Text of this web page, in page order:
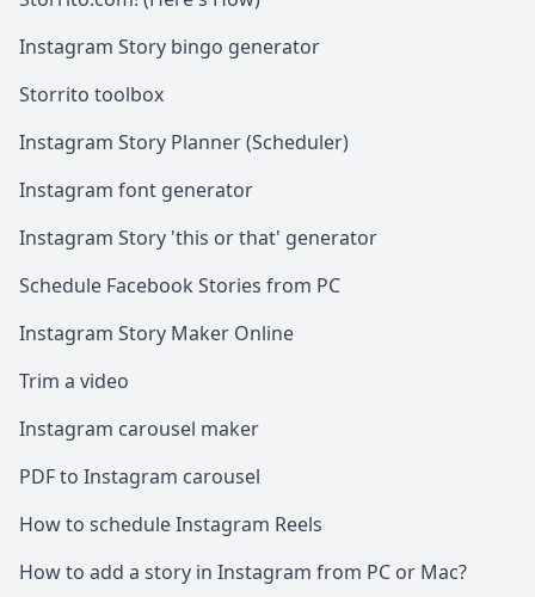
Instagram Story bingo generator
Storrito toolbox
Instagram Story Planner (Scheduler)
Instagram font generator
Instagram Story 'this or that' generator
Schedule Facebook Stories from PC
Instagram Story Maker Online
Trim a video
Instagram carousel maker
PDF to Instagram carousel
How to schedule Instagram Reels
How to add a story in Instagram from PC or Mac?